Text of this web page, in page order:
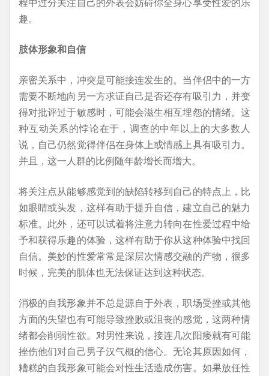
趣。
肢体形象和自信
亲密关系中，冲突是可能接连发生的。当伴侣中的一方
需要不断地向另一方求证自己是否还存有吸引力，并变
得对批评过于敏感时，可能会滋生相互埋怨的情绪。这
种互动关系的悖论在于，调查的中年以上的大多数人
说，自己仍然觉得伴侣在身体上或情感上具有吸引力。
并且，这一人群的比例随年龄增长而增大。
将关注点从能够感觉到的缺陷转移到自己的特点上，比
如眼睛或头发，这样有助于提升自信，建立自己的魅力
标准。此外，还可以试着将注意力转向在性爱过程中给
予和获得乐趣的体验，这样有助于你从这种体验中找回
自信。美妙的性爱常常是深层次情感交融的产物，很多
时候，完美的肌体也无法保证达到这种状态。
消极的自我形象并不总是源自于外表，职场受挫或其他
方面的失望也有可能导致挫败或沮丧的感觉，这两种情
绪都会削弱性欲。对男性来说，接连几次阳痿就有可能
挫伤他们对自己男子汉气概的信心。无论其原因如何，
糟糕的自我形象可能会对性生活造成伤害。如果放任性